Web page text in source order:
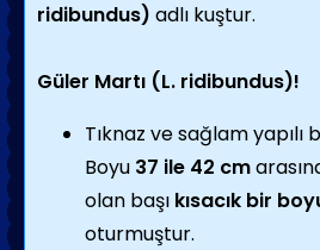
ridibundus) adlı kuştur.
Güler Martı (L. ridibundus)!
Tıknaz ve sağlam yapılı
Boyu 37 ile 42 cm
olan başı kısacık bir
oturmuştur.